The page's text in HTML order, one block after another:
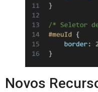
Novos